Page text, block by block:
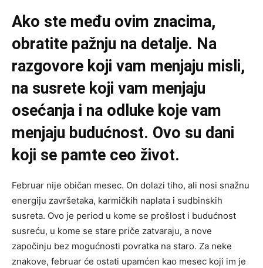
Ako ste među ovim znacima,
obratite pažnju na detalje. Na
razgovore koji vam menjaju misli,
na susrete koji vam menjaju
osećanja i na odluke koje vam
menjaju budućnost. Ovo su dani
koji se pamte ceo život.
Februar nije običan mesec. On dolazi tiho, ali nosi snažnu
energiju završetaka, karmičkih naplata i sudbinskih
susreta. Ovo je period u kome se prošlost i budućnost
susreću, u kome se stare priče zatvaraju, a nove
započinju bez mogućnosti povratka na staro. Za neke
znakove, februar će ostati upamćen kao mesec koji im je